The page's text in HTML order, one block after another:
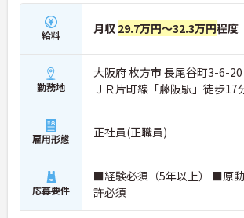
給料 月収 29.7万円～32.3万円程度
勤務地
大阪府 枚方市 長尾谷町3-6-20
ＪＲ片町線「藤阪駅」徒歩17
雇用形態 正社員(正職員)
応募要件
■経験必須（5年以上） ■原
許必須